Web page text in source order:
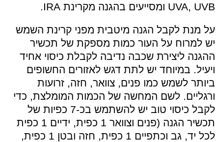
UVA, UVB ומסייעים בהגנה מקרינת IRA
.
על מנת לקבל הגנה מיטבית מפני קרינת השמש
יש למרוח על העור כמות מספקת של תכשיר
ההגנה ליצירת שכבה נדיבה לקבלת כיסוי אחיד
ויעיל. במיוחד יש לתת דגש לאזורים החשופים
ביותר לשמש כמו פנים, צוואר, חזה, זרועות
ורגליים. לשם המחשה של הכמות המומלצת, כדי
לקבל כיסוי טוב יש להשתמש בכ-7 כפיות של
תכשיר הגנה (פנים וצוואר 1 כפית, ידיים 1 כפית
לכל יד, גב וכתפיים 1 כפית, חזה ובטן 1 כפית,